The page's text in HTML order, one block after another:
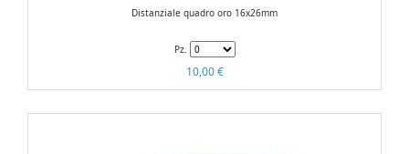
Distanziale quadro oro 16x26mm
Pz.
10,00 €